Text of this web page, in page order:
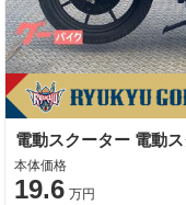
電動スクーター 電動
本体価格
19.6 万円